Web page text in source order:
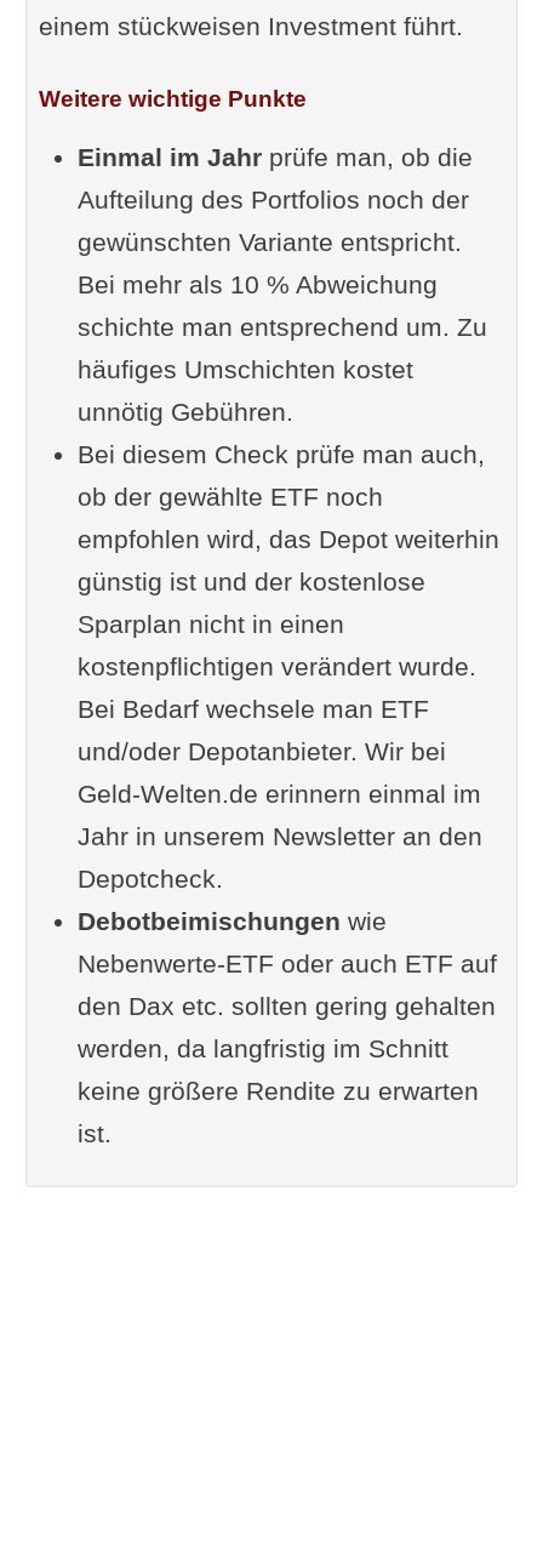
einem stückweisen Investment führt.
Weitere wichtige Punkte
Einmal im Jahrprüfe man, ob die
Aufteilung des Portfolios noch der
gewünschten Variante entspricht.
Bei mehr als 10 % Abweichung
schichte man entsprechend um. Zu
häufiges Umschichten kostet
unnötig Gebühren.
Bei diesem Check prüfe man auch,
ob der gewählte ETF noch
empfohlen wird, das Depot weiterhin
günstig ist und der kostenlose
Sparplan nicht in einen
kostenpflichtigen verändert wurde.
Bei Bedarf wechsele man ETF
und/oder Depotanbieter. Wir bei
Geld-Welten.de erinnern einmal im
Jahr in unserem Newsletter an den
Depotcheck.
Debotbeimischungen wie
Nebenwerte-ETF oder auch ETF auf
den Dax etc. sollten gering gehalten
werden, da langfristig im Schnitt
keine größere Rendite zu erwarten
ist.